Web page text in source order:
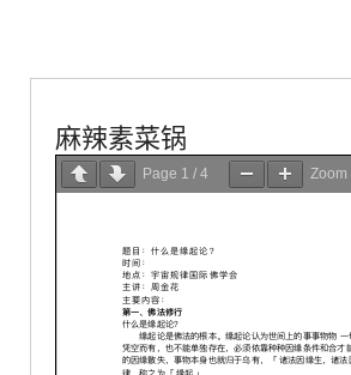
麻辣素菜锅
Page 1 / 4 Zoom